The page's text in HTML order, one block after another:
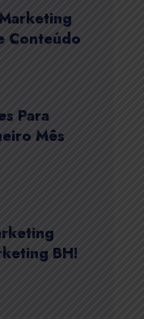
Conteúdo
Para
Mês
BH!